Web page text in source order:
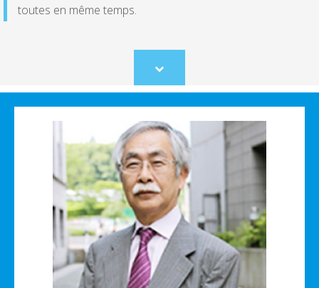
toutes en même temps.
Scroll
to